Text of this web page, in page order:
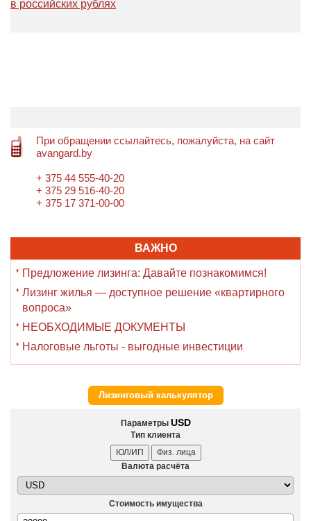
в российских рублях
При обращении ссылайтесь, пожалуйста, на сайт
avangard.by
+ 375 44 555-40-20
+ 375 29 516-40-20
+ 375 17 371-00-00
ВАЖНО
Предложение лизинга: Давайте познакомимся!
Лизинг жилья — доступное решение «квартирного
вопроса»
НЕОБХОДИМЫЕ ДОКУМЕНТЫ
Налоговые льготы - выгодные инвестиции
Лизинговый калькулятор
Параметры USD
Тип клиента
ЮЛ/ИП
Физ. лица
Валюта расчёта
Стоимость имущества